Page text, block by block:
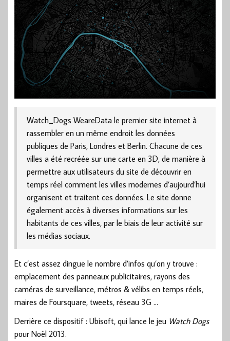
Watch_Dogs WeareData le premier site internet à
rassembler en un même endroit les données
publiques de Paris, Londres et Berlin. Chacune de ces
villes a été recréée sur une carte en 3D, de manière à
permettre aux utilisateurs du site de découvrir en
temps réel comment les villes modernes d’aujourd’hui
organisent et traitent ces données. Le site donne
également accès à diverses informations sur les
habitants de ces villes, par le biais de leur activité sur
les médias sociaux.
Et c’est assez dingue le nombre d’infos qu’on y trouve :
emplacement des panneaux publicitaires, rayons des
caméras de surveillance, métros & vélibs en temps réels,
maires de Foursquare, tweets, réseau 3G …
Derrière ce dispositif : Ubisoft, qui lance le jeu Watch Dogs
pour Noël 2013.